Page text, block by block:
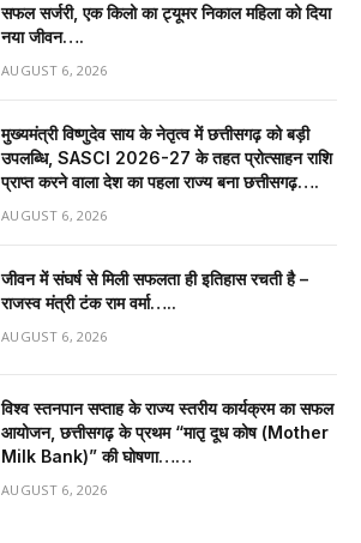
सफल सर्जरी, एक किलो का ट्यूमर निकाल महिला को दिया
नया जीवन….
AUGUST 6, 2026
मुख्यमंत्री विष्णुदेव साय के नेतृत्व में छत्तीसगढ़ को बड़ी
उपलब्धि, SASCI 2026-27 के तहत प्रोत्साहन राशि
प्राप्त करने वाला देश का पहला राज्य बना छत्तीसगढ़….
AUGUST 6, 2026
जीवन में संघर्ष से मिली सफलता ही इतिहास रचती है –
राजस्व मंत्री टंक राम वर्मा…..
AUGUST 6, 2026
विश्व स्तनपान सप्ताह के राज्य स्तरीय कार्यक्रम का सफल
आयोजन, छत्तीसगढ़ के प्रथम “मातृ दूध कोष (Mother
Milk Bank)” की घोषणा……
AUGUST 6, 2026